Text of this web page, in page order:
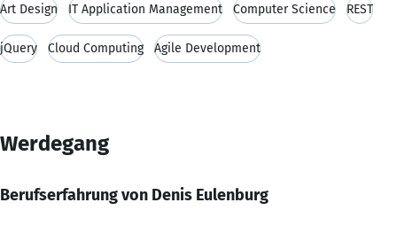
Art Design IT Application Management Computer Science REST
jQuery Cloud Computing Agile Development
Werdegang
Berufserfahrung von Denis Eulenburg